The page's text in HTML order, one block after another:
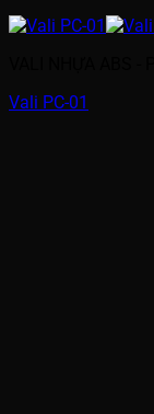
Vali PC-01